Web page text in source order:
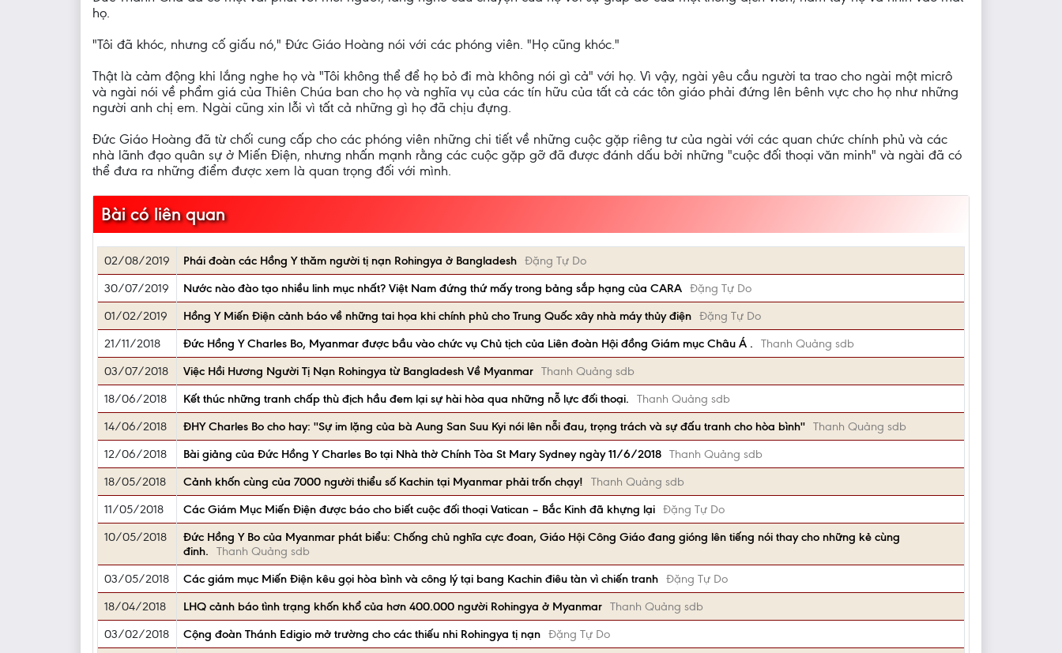
họ.
"Tôi đã khóc, nhưng cố giấu nó," Đức Giáo Hoàng nói với các phóng viên. "Họ cũng khóc."
Thật là cảm động khi lắng nghe họ và "Tôi không thể để họ bỏ đi mà không nói gì cả" với họ. Vì vậy, ngài yêu cầu người ta trao cho ngài một micrô
và ngài nói về phẩm giá của Thiên Chúa ban cho họ và nghĩa vụ của các tín hữu của tất cả các tôn giáo phải đứng lên bênh vực cho họ như những
người anh chị em. Ngài cũng xin lỗi vì tất cả những gì họ đã chịu đựng.
Đức Giáo Hoàng đã từ chối cung cấp cho các phóng viên những chi tiết về những cuộc gặp riêng tư của ngài với các quan chức chính phủ và các
nhà lãnh đạo quân sự ở Miến Điện, nhưng nhấn mạnh rằng các cuộc gặp gỡ đã được đánh dấu bởi những "cuộc đối thoại văn minh" và ngài đã có
thể đưa ra những điểm được xem là quan trọng đối với mình.
Bài có liên quan
02/08/2019 Phái đoàn các Hồng Y thăm người tị nạn Rohingya ở Bangladesh Đặng Tự Do
30/07/2019
Nước nào đào tạo nhiều linh mục nhất? Việt Nam đứng thứ mấy trong bảng sắp hạng của CARA Đặng Tự Do
01/02/2019
Hồng Y Miến Điện cảnh báo về những tai họa khi chính phủ cho Trung Quốc xây nhà máy thủy điện Đặng Tự Do
21/11/2018
Đức Hồng Y Charles Bo, Myanmar được bầu vào chức vụ Chủ tịch của Liên đoàn Hội đồng Giám mục Châu Á .
Thanh Quảng sdb
03/07/2018
Việc Hồi Hương Người Tị Nạn Rohingya từ Bangladesh Về Myanmar Thanh Quảng sdb
18/06/2018
Kết thúc những tranh chấp thù địch hầu đem lại sự hài hòa qua những nỗ lực đối thoại.
Thanh Quảng sdb
14/06/2018
ĐHY Charles Bo cho hay: ''Sự im lặng của bà Aung San Suu Kyi nói lên nỗi đau, trọng trách và sự đấu tranh cho hòa bình'' Thanh Quảng sdb
12/06/2018
Bài giảng của Đức Hồng Y Charles Bo tại Nhà thờ Chính Tòa St Mary Sydney ngày 11/6/2018 Thanh Quảng sdb
18/05/2018
Cảnh khốn cùng của 7000 người thiểu số Kachin tại Myanmar phải trốn chạy!
Thanh Quảng sdb
11/05/2018
Các Giám Mục Miến Điện được báo cho biết cuộc đối thoại Vatican – Bắc Kinh đã khựng lại Đặng Tự Do
10/05/2018
Đức Hồng Y Bo của Myanmar phát biểu: Chống chủ nghĩa cực đoan, Giáo Hội Công Giáo đang gióng lên tiếng nói thay cho những kẻ cùng
đinh.
Thanh Quảng sdb
03/05/2018
Các giám mục Miến Điện kêu gọi hòa bình và công lý tại bang Kachin điêu tàn vì chiến tranh Đặng Tự Do
18/04/2018
LHQ cảnh báo tình trạng khốn khổ của hơn 400.000 người Rohingya ở Myanmar Thanh Quảng sdb
03/02/2018
Cộng đoàn Thánh Edigio mở trường cho các thiếu nhi Rohingya tị nạn Đặng Tự Do